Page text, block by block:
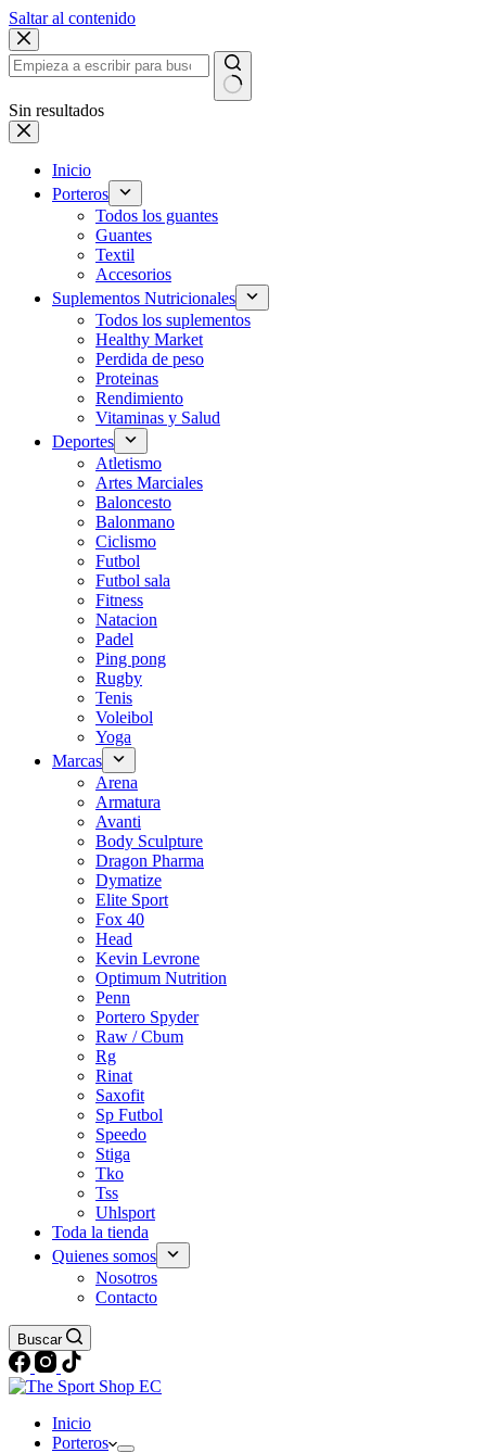
Saltar al contenido
Sin resultados
Inicio
Porteros
Todos los guantes
Guantes
Textil
Accesorios
Suplementos Nutricionales
Todos los suplementos
Healthy Market
Perdida de peso
Proteinas
Rendimiento
Vitaminas y Salud
Deportes
Atletismo
Artes Marciales
Baloncesto
Balonmano
Ciclismo
Futbol
Futbol sala
Fitness
Natacion
Padel
Ping pong
Rugby
Tenis
Voleibol
Yoga
Marcas
Arena
Armatura
Avanti
Body Sculpture
Dragon Pharma
Dymatize
Elite Sport
Fox 40
Head
Kevin Levrone
Optimum Nutrition
Penn
Portero Spyder
Raw / Cbum
Rg
Rinat
Saxofit
Sp Futbol
Speedo
Stiga
Tko
Tss
Uhlsport
Toda la tienda
Quienes somos
Nosotros
Contacto
Buscar
Inicio
Porteros